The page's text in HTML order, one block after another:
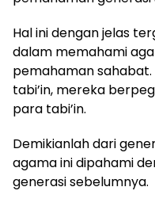
Hal ini dengan jelas
dalam memahami
pemahaman sahabat.
tabi’in, mereka
para tabi’in.
Demikianlah dari
agama ini dipahami
generasi sebelumnya.